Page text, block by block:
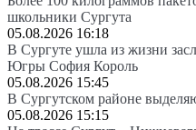
школьники Сургута
05.08.2026 16:18
В Сургуте ушла из жизни
Югры София Король
05.08.2026 15:45
В Сургутском районе
05.08.2026 15:15